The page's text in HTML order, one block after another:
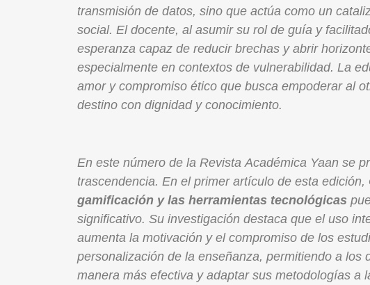
transmisión de datos, sino que actúa como un
social. El docente, al asumir su rol de guía y
esperanza capaz de reducir brechas y abrir
especialmente en contextos de vulnerabilidad. La
amor y compromiso ético que busca empoderar al
destino con dignidad y conocimiento.
En este número de la Revista Académica Yaan se
trascendencia. En el primer artículo de esta edición,
gamificación y las herramientas tecnológicas
significativo. Su investigación destaca que el uso
aumenta la motivación y el compromiso de los
personalización de la enseñanza, permitiendo a los
manera más efectiva y adaptar sus metodologías a